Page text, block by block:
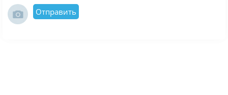
Отправить